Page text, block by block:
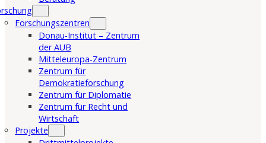
Forschungszentren
Donau-Institut – Zentrum
der AUB
Mitteleuropa-Zentrum
Zentrum für
Demokratieforschung
Zentrum für Diplomatie
Zentrum für Recht und
Wirtschaft
Projekte